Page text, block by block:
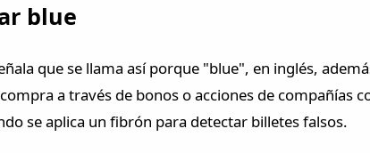
blue
que se llama así porque "blue", en inglés,
a través de bonos o acciones de compañías
se aplica un fibrón para detectar billetes falsos.